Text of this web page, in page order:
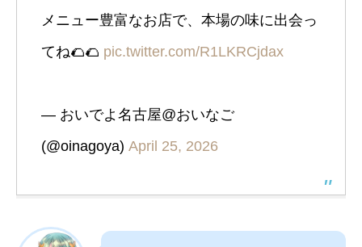
メニュー豊富なお店で、本場の味に出会っ
てね🌮🌮 pic.twitter.com/R1LKRCjdax
— おいでよ名古屋@おいなご
(@oinagoya) April 25, 2026